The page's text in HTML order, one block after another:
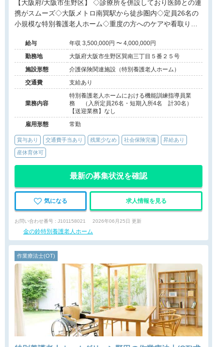
【大阪府/大阪市生野区】 ◇診療所を併設しており医師との連
携がスムーズ◇大阪メトロ南巽駅から徒歩圏内◇定員26名の
小規模な特別養護老人ホーム◇重度の方へのケアや看取りに
定した経営基盤があります。
給与
年収 3,500,000円 〜 4,000,000円
勤務地
大阪府大阪市生野区巽南三丁目５番２５号
施設形態
介護保険関連施設（特別養護老人ホーム）
交通費
支給あり
業務内容
特別養護老人ホームにおける機能訓練指導員業
務 （入所定員26名・短期入所4名 計30名）
【送迎業務】なし
雇用形態
常勤
賞与あり 交通費手当あり 残業少なめ 社会保険完備 昇給あり
産休育休可
最新の募集状況を確認
気になる 求人情報を見る
お問い合わせ番号 : J101158021 2026年06月25日 更新
金の鈴特別養護老人ホーム
作業療法士(OT)